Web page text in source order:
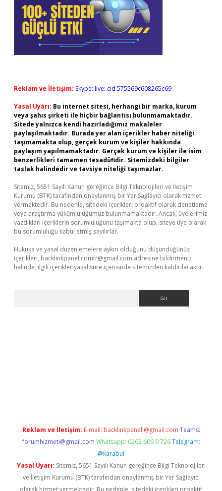
Reklam ve İletişim: Skype: live:.cid.575569c608265c69
Yasal Uyarı: Bu internet sitesi, herhangi bir marka, kurum
veya şahıs şirketi ile hiçbir bağlantısı bulunmamaktadır.
Sitede yalnızca kendi hazırladığımız makaleler
paylaşılmaktadır. Burada yer alan içerikler haber niteliği
taşımamakta olup, gerçek kurum ve kişiler hakkında
paylaşım yapılmamaktadır. Gerçek kurum ve kişiler ile isim
benzerlikleri tamamen tesadüfidir. Sitemizdeki bilgiler
taslak halindedir ve tavsiye niteliği taşımazlar.
Sitemiz, 5651 Sayılı Kanun gereğince Bilgi Teknolojileri ve İletişim
Kurumu (BTK) tarafından onaylanmış bir Yer Sağlayıcı olarak hizmet
vermektedir. Bu nedenle, sitedeki içerikleri proaktif olarak denetleme
veya araştırma yükümlülüğümüz bulunmamaktadır. Ancak, üyelerimiz
yazdıkları içeriklerin sorumluluğunu taşımakta olup, siteye üye olarak
bu sorumluluğu kabul etmiş sayılırlar.
Hukuka ve yasal düzenlemelere aykırı olduğunu düşündüğünüz
içerikleri, backlinkpanelicomtr@gmail.com adresine bildirmeniz
halinde, ilgili içerikler yasal süre içerisinde sitemizden kaldırılacaktır.
Reklam ve İletişim: E-mail: backlinkpaneli@gmail.com Teams:
forumhizmeti@gmail.com Whatsapp: 0262 606 0 726 Telegram:
@karabul
Yasal Uyarı: Sitemiz, 5651 Sayılı Kanun gereğince Bilgi Teknolojileri
ve İletişim Kurumu (BTK) tarafından onaylanmış bir Yer Sağlayıcı
olarak hizmet vermektedir. Bu nedenle, sitedeki içerikleri proaktif